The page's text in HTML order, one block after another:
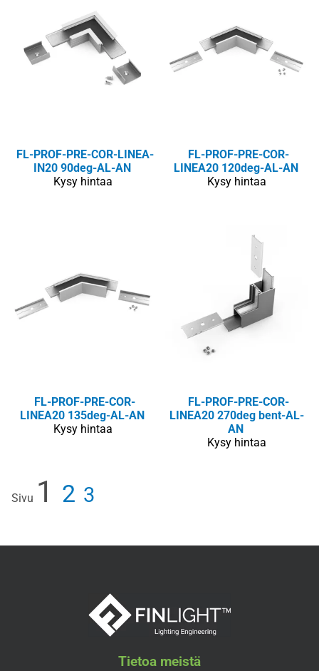
FL-PROF-PRE-COR-LINEA-
IN20 90deg-AL-AN
Kysy hintaa
FL-PROF-PRE-COR-
LINEA20 120deg-AL-AN
Kysy hintaa
FL-PROF-PRE-COR-
LINEA20 135deg-AL-AN
Kysy hintaa
FL-PROF-PRE-COR-
LINEA20 270deg bent-AL-
AN
Kysy hintaa
Sivu 1 2 3
Tietoa meistä